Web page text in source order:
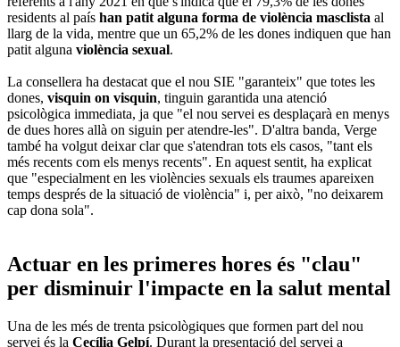
residents al país han patit alguna forma de violència masclista al
llarg de la vida, mentre que un 65,2% de les dones indiquen que han
patit alguna violència sexual.
La consellera ha destacat que el nou SIE "garanteix" que totes les
dones, visquin on visquin, tinguin garantida una atenció
psicològica immediata, ja que "el nou servei es desplaçarà en menys
de dues hores allà on siguin per atendre-les". D'altra banda, Verge
també ha volgut deixar clar que s'atendran tots els casos, "tant els
més recents com els menys recents". En aquest sentit, ha explicat
que "especialment en les violències sexuals els traumes apareixen
temps després de la situació de violència" i, per això, "no deixarem
cap dona sola".
Actuar en les primeres hores és "clau"
per disminuir l'impacte en la salut mental
Una de les més de trenta psicològiques que formen part del nou
servei és la Cecília Gelpí. Durant la presentació del servei a